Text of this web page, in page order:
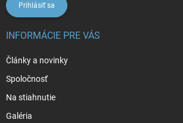
Prihlásiť sa
INFORMÁCIE PRE VÁS
Články a novinky
Spoločnosť
Na stiahnutie
Galéria